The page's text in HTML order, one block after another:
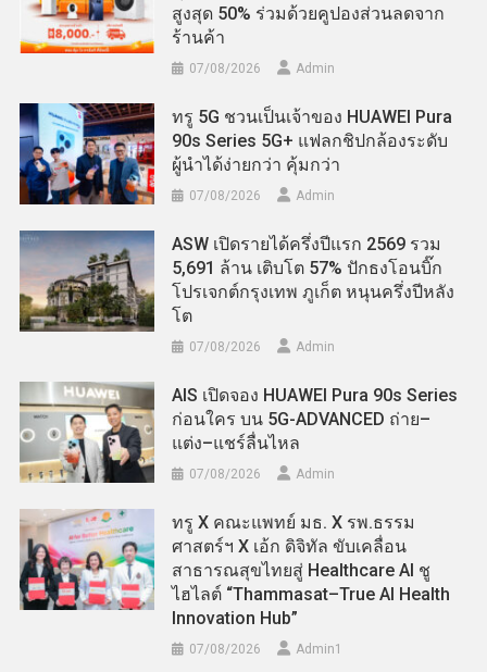
สูงสุด 50% ร่วมด้วยคูปองส่วนลดจาก
ร้านค้า
07/08/2026 Admin
ทรู 5G ชวนเป็นเจ้าของ HUAWEI Pura
90s Series 5G+ แฟลกชิปกล้องระดับ
ผู้นำได้ง่ายกว่า คุ้มกว่า
07/08/2026 Admin
ASW เปิดรายได้ครึ่งปีแรก 2569 รวม
5,691 ล้าน เติบโต 57% ปักธงโอนบิ๊ก
โปรเจกต์กรุงเทพ ภูเก็ต หนุนครึ่งปีหลัง
โต
07/08/2026 Admin
AIS เปิดจอง HUAWEI Pura 90s Series
ก่อนใคร บน 5G-ADVANCED ถ่าย–
แต่ง–แชร์ลื่นไหล
07/08/2026 Admin
ทรู X คณะแพทย์ มธ. X รพ.ธรรม
ศาสตร์ฯ X เอ้ก ดิจิทัล ขับเคลื่อน
สาธารณสุขไทยสู่ Healthcare AI ชู
ไฮไลต์ “Thammasat–True AI Health
Innovation Hub”
07/08/2026 Admin​1